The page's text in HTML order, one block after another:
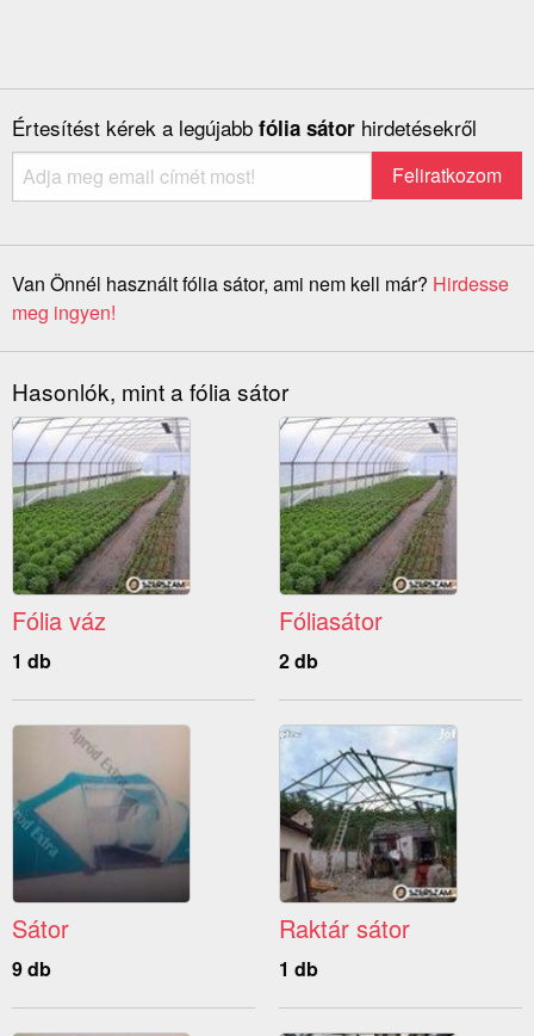
Értesítést kérek a legújabb fólia sátor hirdetésekről
Van Önnél használt fólia sátor, ami nem kell már? Hirdesse
meg ingyen!
Hasonlók, mint a fólia sátor
Fólia váz
1 db
Fóliasátor
2 db
Sátor
9 db
Raktár sátor
1 db